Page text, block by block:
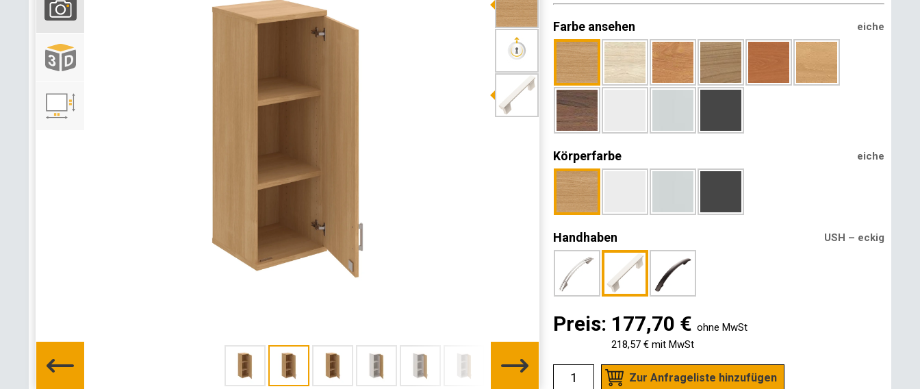
Farbe ansehen eiche
Körperfarbe eiche
Handhaben USH – eckig
Preis: 177,70 € ohne MwSt
218,57 € mit MwSt
Zur Anfrageliste hinzufügen